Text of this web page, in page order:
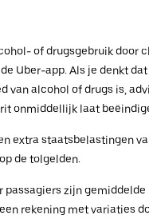
of drugsgebruik door
Uber-app. Als je denkt dat
van alcohol of drugs is,
onmiddellijk laat
extra staatsbelastingen
de tolgelden.
passagiers zijn gemiddelde
rekening met variaties